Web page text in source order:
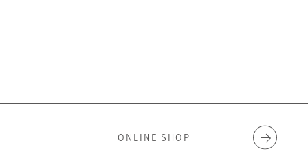
ONLINE SHOP